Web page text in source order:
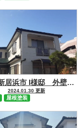
愛媛県新居浜市 I様邸 外壁塗装屋根塗装工事 施行事例
2024.01.30 更新
屋根塗装